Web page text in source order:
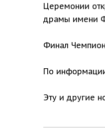
Церемонии
драмы имени
Финал
По
Эту и другие